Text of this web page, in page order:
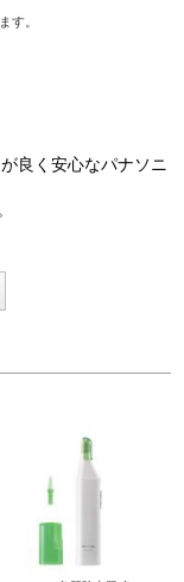
す。
良く安心なパナソニ